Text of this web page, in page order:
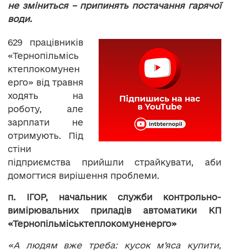
не зміниться – припинять постачання гарячої
води.
629 працівників
«Тернопільмісь
ктеплокомунен
ерго» від травня
ходять на
роботу, але
зарплати не
отримують. Під
стіни
підприємства прийшли страйкувати, аби
домогтися вирішення проблеми.
п. ІГОР, начальник служби контрольно-
вимірювальних приладів автоматики
КП
«Тернопільміськтеплокомуненерго»
«А людям вже треба: кусок м’яса купити,